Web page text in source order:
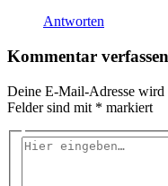
Antworten
Kommentar verfassen
Deine E-Mail-Adresse
Felder sind mit * markiert
Hier